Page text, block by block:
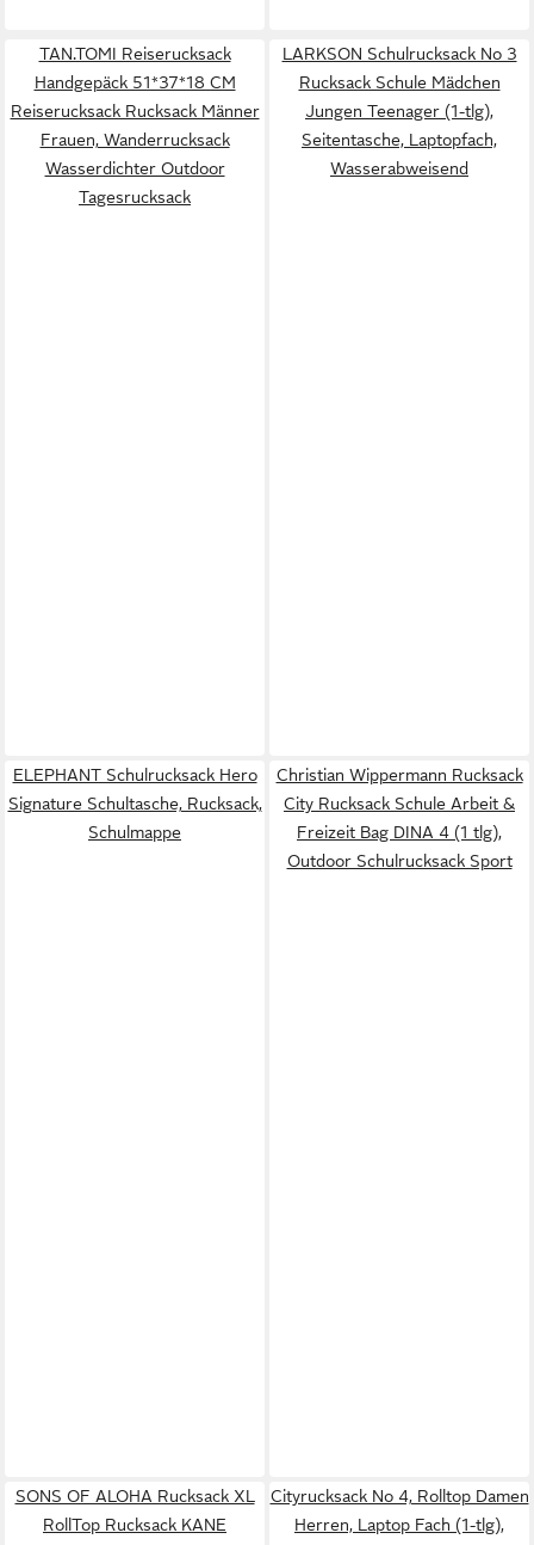
TAN.TOMI Reiserucksack
Handgepäck 51*37*18 CM
Reiserucksack Rucksack Männer
Frauen, Wanderrucksack
Wasserdichter Outdoor
Tagesrucksack
LARKSON Schulrucksack No 3
Rucksack Schule Mädchen
Jungen Teenager (1-tlg),
Seitentasche, Laptopfach,
Wasserabweisend
ELEPHANT Schulrucksack Hero
Signature Schultasche, Rucksack,
Schulmappe
Christian Wippermann Rucksack
City Rucksack Schule Arbeit &
Freizeit Bag DINA 4 (1 tlg),
Outdoor Schulrucksack Sport
SONS OF ALOHA Rucksack XL
RollTop Rucksack KANE
Cityrucksack No 4, Rolltop Damen
Herren, Laptop Fach (1-tlg),